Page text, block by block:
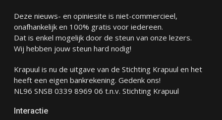
Deze nieuws- en opiniesite is niet-commercieel,
onafhankelijk en 100% gratis voor iedereen.
Dat is enkel mogelijk door de steun van onze lezers.
Wij hebben jouw steun hard nodig!
Krapuul is nu de uitgave van de Stichting Krapuul en het
heeft een eigen bankrekening. Gedenk ons!
NL96 SNSB 0339 8969 06 t.n.v. Stichting Krapuul
Interactie